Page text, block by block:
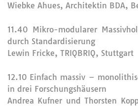
Wiebke Ahues, Architektin BDA,
11.40 Mikro-modularer
durch Standardisierung
Lewin Fricke, TRIQBRIQ, Stuttgart
12.10 Einfach massiv –
in drei Forschungshäusern
Andrea Kufner und Thorsten